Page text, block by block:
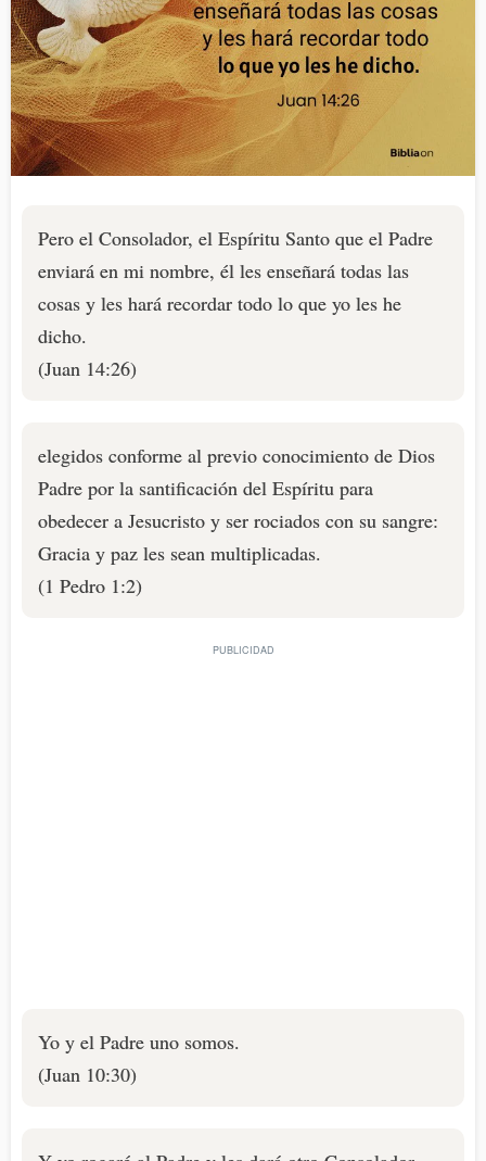
Pero el Consolador, el Espíritu Santo que el Padre
enviará en mi nombre, él les enseñará todas las
cosas y les hará recordar todo lo que yo les he
dicho.
(Juan 14:26)
elegidos conforme al previo conocimiento de Dios
Padre por la santificación del Espíritu para
obedecer a Jesucristo y ser rociados con su sangre:
Gracia y paz les sean multiplicadas.
(1 Pedro 1:2)
Yo y el Padre uno somos.
(Juan 10:30)